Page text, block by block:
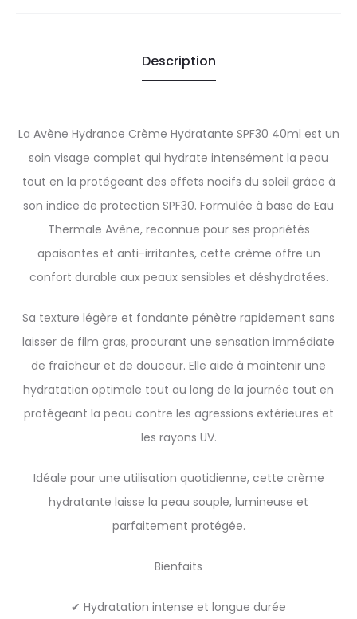
Description
La Avène Hydrance Crème Hydratante SPF30 40ml est un
soin visage complet qui hydrate intensément la peau
tout en la protégeant des effets nocifs du soleil grâce à
son indice de protection SPF30. Formulée à base de Eau
Thermale Avène, reconnue pour ses propriétés
apaisantes et anti-irritantes, cette crème offre un
confort durable aux peaux sensibles et déshydratées.
Sa texture légère et fondante pénètre rapidement sans
laisser de film gras, procurant une sensation immédiate
de fraîcheur et de douceur. Elle aide à maintenir une
hydratation optimale tout au long de la journée tout en
protégeant la peau contre les agressions extérieures et
les rayons UV.
Idéale pour une utilisation quotidienne, cette crème
hydratante laisse la peau souple, lumineuse et
parfaitement protégée.
Bienfaits
✔ Hydratation intense et longue durée